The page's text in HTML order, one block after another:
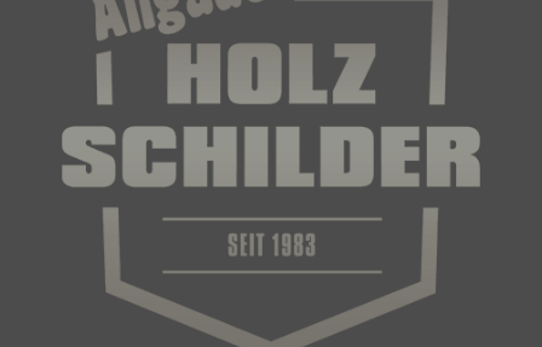
f) Pseudonymisierung
Pseudonymisierung ist die Verarbeitung
welche die personenbezogenen Daten ohne
Hinzuziehung zusätzlicher Informationen nicht
mehr einer spezifischen betroffenen Person
zugeordnet werden können, sofern diese
zusätzlichen Informationen gesondert aufbewahrt
werden und technischen und organisatorischen
Maßnahmen unterliegen, die gewährleisten, dass
die personenbezogenen Daten nicht einer
identifizierten oder identifizierbaren natürlichen
Person zugewiesen werden.